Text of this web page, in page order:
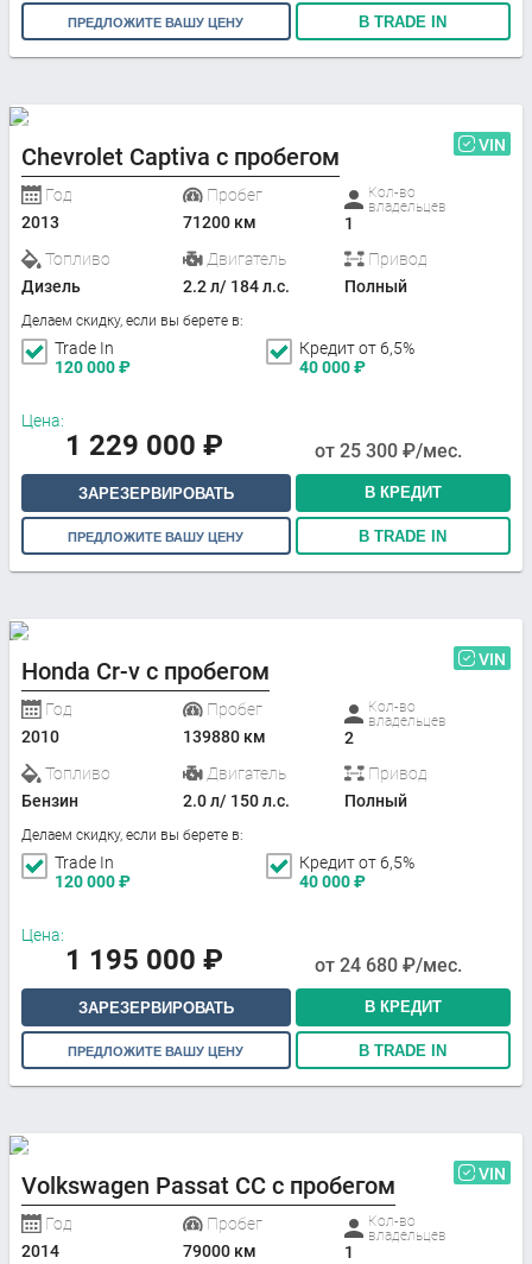
ПРЕДЛОЖИТЕ ВАШУ ЦЕНУ В TRADE IN
Chevrolet Captiva с пробегом VIN
Год
2013
Пробег
71200 км
Кол-во
владельцев
1
Топливо
Дизель
Двигатель
2.2 л/ 184 л.с.
Привод
Полный
Делаем скидку, если вы берете в:
Trade In
120 000₽
Кредит от 6,5%
40 000₽
Цена:
1 229 000 ₽ от 25 300 ₽/мес.
ЗАРЕЗЕРВИРОВАТЬ В КРЕДИТ
ПРЕДЛОЖИТЕ ВАШУ ЦЕНУ В TRADE IN
Honda Cr-v с пробегом VIN
Год
2010
Пробег
139880 км
Кол-во
владельцев
2
Топливо
Бензин
Двигатель
2.0 л/ 150 л.с.
Привод
Полный
Делаем скидку, если вы берете в:
Trade In
120 000₽
Кредит от 6,5%
40 000₽
Цена:
1 195 000 ₽ от 24 680 ₽/мес.
ЗАРЕЗЕРВИРОВАТЬ В КРЕДИТ
ПРЕДЛОЖИТЕ ВАШУ ЦЕНУ В TRADE IN
Volkswagen Passat CC с пробегом VIN
Год
2014
Пробег
79000 км
Кол-во
владельцев
1